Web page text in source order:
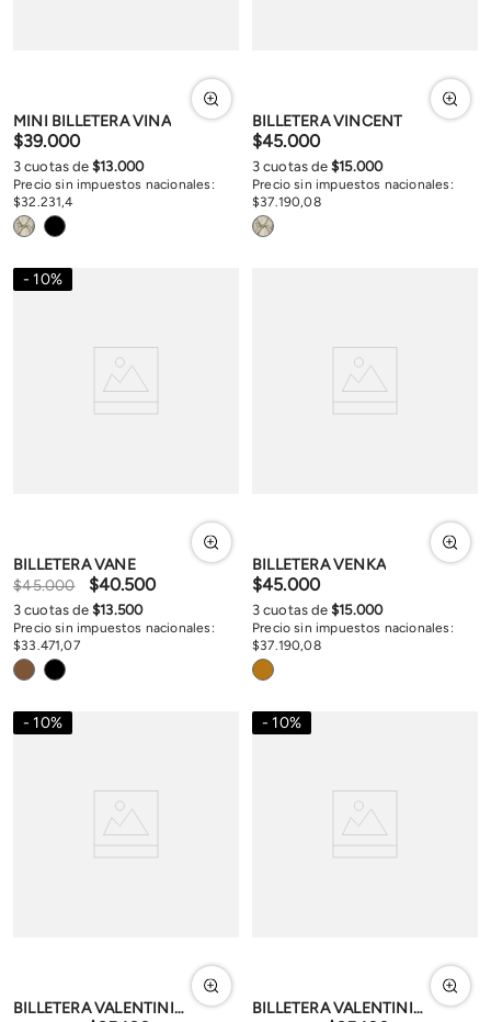
MINI BILLETERA VINA
$39.000
Precio sin impuestos nacionales:
$32.231,4
3 cuotas de$13.000
BILLETERA VINCENT
$45.000
Precio sin impuestos nacionales:
$37.190,08
3 cuotas de$15.000
10%
BILLETERA VANE
$45.000 $40.500
Precio sin impuestos nacionales:
$33.471,07
3 cuotas de$13.500
BILLETERA VENKA
$45.000
Precio sin impuestos nacionales:
$37.190,08
3 cuotas de$15.000
10%
BILLETERA VALENTINIANA
10%
BILLETERA VALENTINIANA